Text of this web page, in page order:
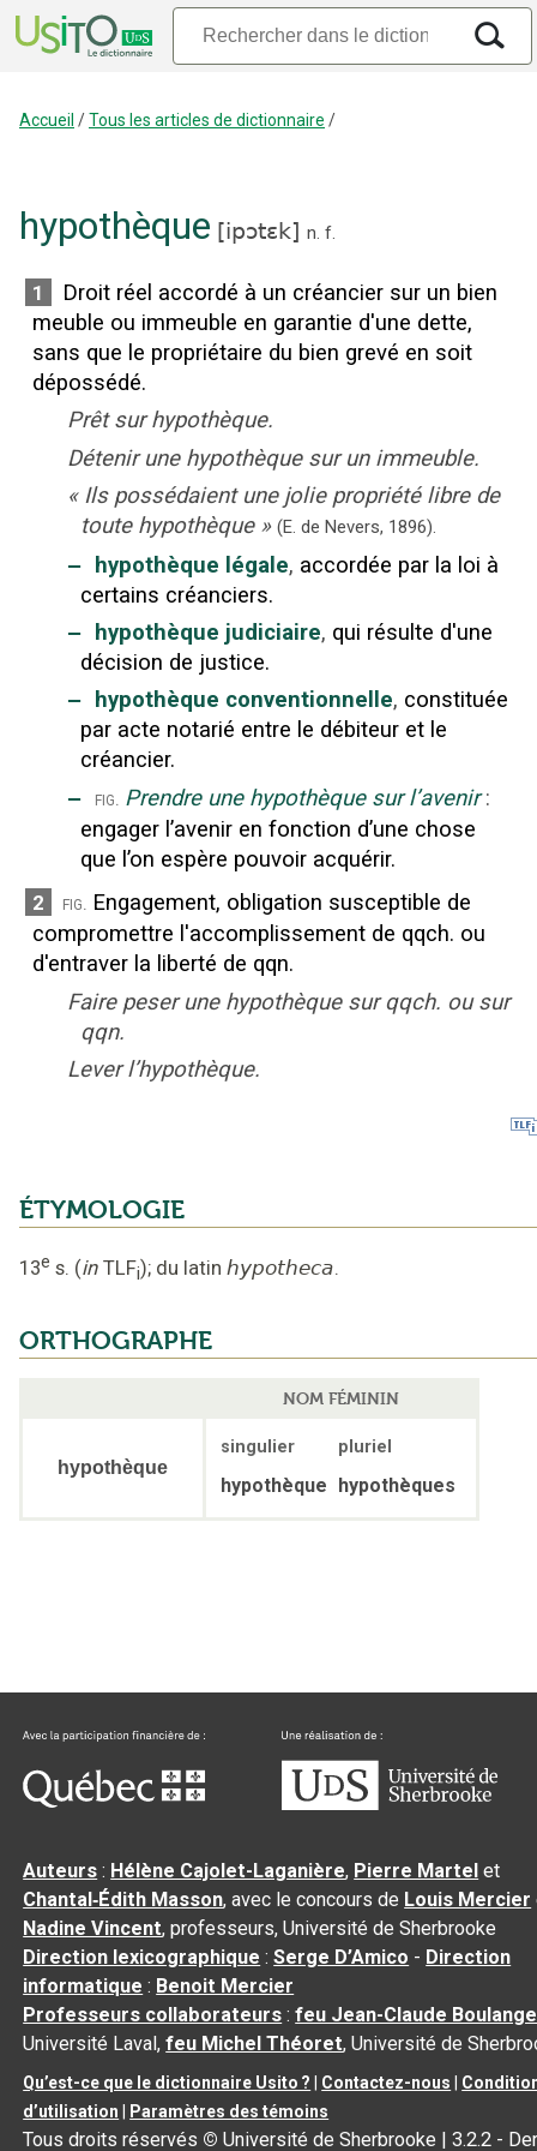
Accueil /Tous les articles de dictionnaire /
hypothèque [ipɔtɛk] n. f.
1
Droit réel accordé à un créancier sur un bien
meuble ou immeuble en garantie d'une dette,
sans que le propriétaire du bien grevé en soit
dépossédé.
Prêt sur hypothèque.
Détenir une hypothèque sur un immeuble.
« Ils possédaient une jolie propriété libre de
toute hypothèque » (E. de Nevers, 1896).
‒ hypothèque légale, accordée par la loi à
certains créanciers.
‒ hypothèque judiciaire, qui résulte d'une
décision de justice.
‒ hypothèque conventionnelle, constituée
par acte notarié entre le débiteur et le
créancier.
‒ fig. Prendre une hypothèque sur l’avenir :
engager l’avenir en fonction d’une chose
que l’on espère pouvoir acquérir.
2 fig. Engagement, obligation susceptible de
compromettre l'accomplissement de qqch. ou
d'entraver la liberté de qqn.
Faire peser une hypothèque sur qqch. ou sur
qqn.
Lever l’hypothèque.
ÉTYMOLOGIE
13e s. (in TLFi); du latin hypotheca.
ORTHOGRAPHE
NOM FÉMININ
hypothèque
singulier pluriel
hypothèque hypothèques
Auteurs : Hélène Cajolet-Laganière, Pierre Martel et
Chantal‑Édith Masson, avec le concours de Louis Mercier
Nadine Vincent, professeurs, Université de Sherbrooke
Direction lexicographique :Serge D’Amico - Direction
informatique : Benoit Mercier
Professeurs collaborateurs :feu Jean-Claude
Université Laval,feu Michel Théoret, Université de
Qu’est-ce que le dictionnaire Usito ? Contactez-nous
d’utilisation
Paramètres des témoins
Tous droits réservés © Université de Sherbrooke |3.2.2 -